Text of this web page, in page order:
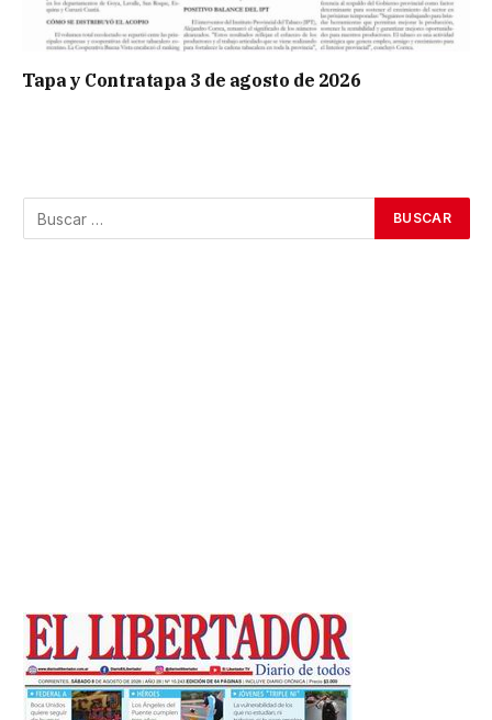
Tapa y Contratapa 3 de agosto de 2026